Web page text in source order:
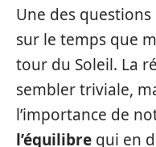
Une des
sur le temps que
tour du Soleil. La
sembler triviale,
l’importance de
l’équilibre qui en